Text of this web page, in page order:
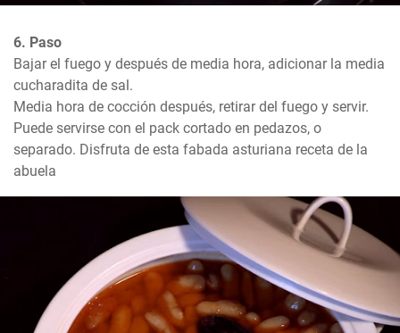
6. Paso
Bajar el fuego y después de media hora, adicionar la media
cucharadita de sal.
Media hora de cocción después, retirar del fuego y servir.
Puede servirse con el pack cortado en pedazos, o
separado. Disfruta de esta fabada asturiana receta de la
abuela